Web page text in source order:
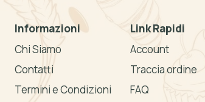
Informazioni
Chi Siamo
Contatti
Termini e Condizioni
Link Rapidi
Account
Traccia ordine
FAQ